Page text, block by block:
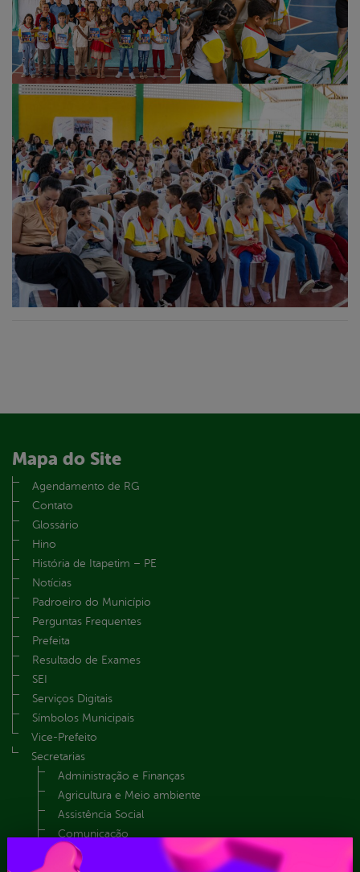
Mapa do Site
Agendamento de RG
Contato
Glossário
Hino
História de Itapetim – PE
Notícias
Padroeiro do Município
Perguntas Frequentes
Prefeita
Resultado de Exames
SEI
Serviços Digitais
Símbolos Municipais
Vice-Prefeito
Secretarias
Administração e Finanças
Agricultura e Meio ambiente
Assistência Social
Comunicação
Controle Interno